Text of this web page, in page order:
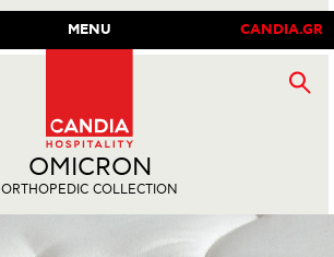
MENU CANDIA.GR
OMICRON
ORTHOPEDIC COLLECTION